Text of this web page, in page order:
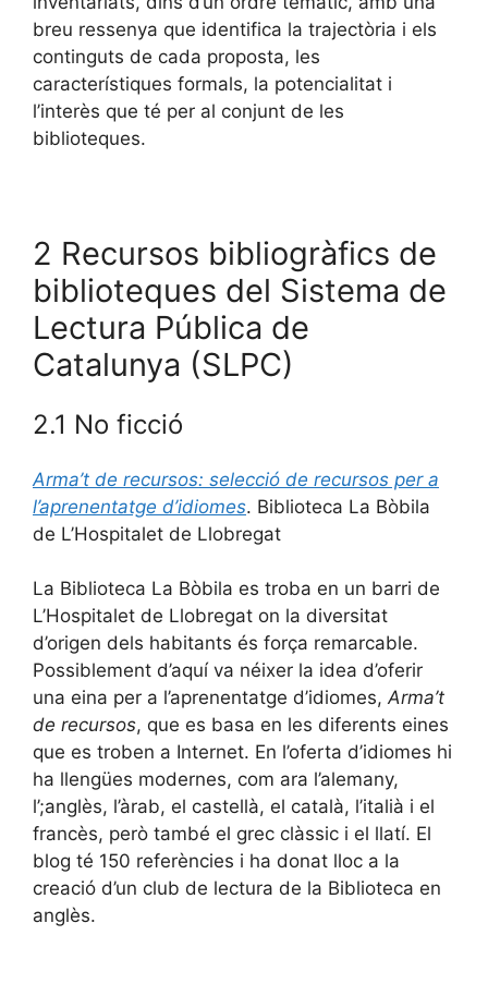
breu ressenya que identifica la trajectòria i els
continguts de cada proposta, les
característiques formals, la potencialitat i
l’interès que té per al conjunt de les
biblioteques.
2 Recursos bibliogràfics de
biblioteques del Sistema de
Lectura Pública de
Catalunya (SLPC)
2.1 No ficció
Arma’t de recursos: selecció de recursos per a
l’aprenentatge d’idiomes. Biblioteca La Bòbila
de L’Hospitalet de Llobregat
La Biblioteca La Bòbila es troba en un barri de
L’Hospitalet de Llobregat on la diversitat
d’origen dels habitants és força remarcable.
Possiblement d’aquí va néixer la idea d’oferir
una eina per a l’aprenentatge d’idiomes,Arma’t
de recursos, que es basa en les diferents eines
que es troben a Internet. En l’oferta d’idiomes hi
ha llengües modernes, com ara l’alemany,
l’;anglès, l’àrab, el castellà, el català, l’italià i el
francès, però també el grec clàssic i el llatí. El
blog té 150 referències i ha donat lloc a la
creació d’un club de lectura de la Biblioteca en
anglès.